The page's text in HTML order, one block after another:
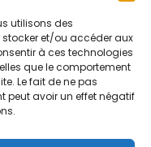
utilisons des
et/ou accéder aux
à ces technologies
que le comportement
Le fait de ne pas
peut avoir un effet négatif